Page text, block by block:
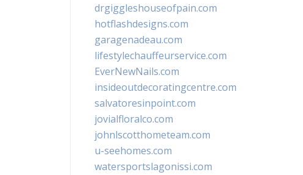
drgiggleshouseofpain.com
hotflashdesigns.com
garagenadeau.com
lifestylechauffeurservice.com
EverNewNails.com
insideoutdecoratingcentre.com
salvatoresinpoint.com
jovialfloralco.com
johnlscotthometeam.com
u-seehomes.com
watersportslagonissi.com